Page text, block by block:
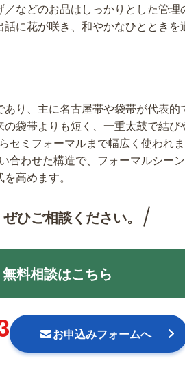
などのお品はしっかりとした管理
に花が咲き、和やかなひとときを
り、主に名古屋帯や袋帯が代表的
袋帯よりも短く、一重太鼓で結び
セミフォーマルまで幅広く使われ
合わせた構造で、フォーマルシー
高めます。
ぜひご相談ください。
料相談はこちら
お申込みフォームへ